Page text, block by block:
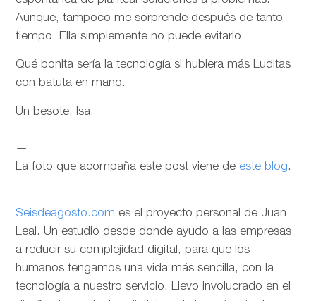
Aunque, tampoco me sorprende después de tanto
tiempo. Ella simplemente no puede evitarlo.
Qué bonita sería la tecnología si hubiera más Luditas
con batuta en mano.
Un besote, Isa.
—
La foto que acompaña este post viene de este blog.
—
Seisdeagosto.com es el proyecto personal de Juan
Leal. Un estudio desde donde ayudo a las empresas
a reducir su complejidad digital, para que los
humanos tengamos una vida más sencilla, con la
tecnología a nuestro servicio. Llevo involucrado en el